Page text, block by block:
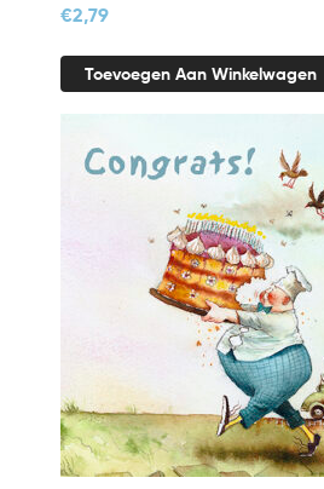
€2,79
Toevoegen Aan Winkelwagen